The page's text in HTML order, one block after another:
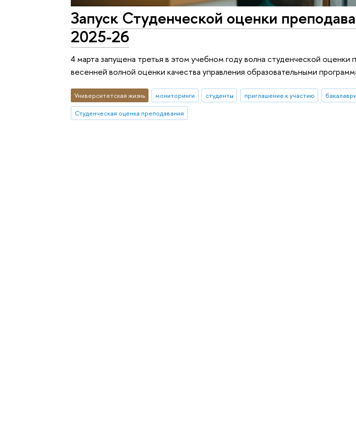
Запуск Студенческой оценки
2025-26
4 марта запущена третья в этом учебном году волна студенческой
весенней волной оценки качества управления образовательными
Университетская жизнь мониторинги студенты приглашение к участию
Студенческая оценка преподавания